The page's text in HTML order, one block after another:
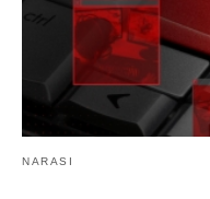
NARASI